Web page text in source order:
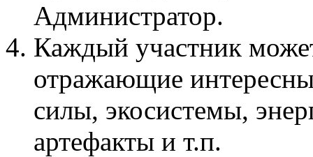
Администратор.
Каждый участник
отражающие
силы, экосистемы,
артефакты и т.п.